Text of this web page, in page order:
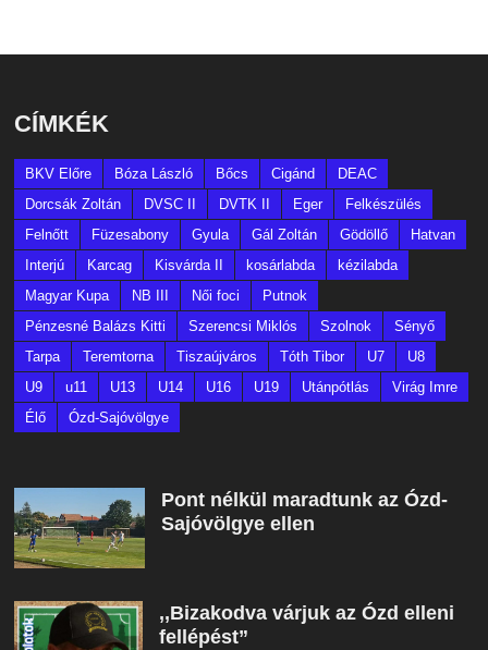
CÍMKÉK
BKV Előre Bóza László Bőcs Cigánd
DEAC
Dorcsák Zoltán
DVSC II DVTK II Eger
Felkészülés
Felnőtt
Füzesabony Gyula Gál Zoltán Gödöllő
Hatvan
Interjú
Karcag Kisvárda II kosárlabda
kézilabda
Magyar Kupa
NB III Női foci
Putnok
Pénzesné Balázs Kitti
Szerencsi Miklós Szolnok
Sényő
Tarpa
Teremtorna Tiszaújváros Tóth Tibor U7
U8
U9
u11 U13 U14 U16 U19 Utánpótlás
Virág Imre
Élő
Ózd-Sajóvölgye
Pont nélkül maradtunk az Ózd-
Sajóvölgye ellen
,,Bizakodva várjuk az Ózd elleni
fellépést”